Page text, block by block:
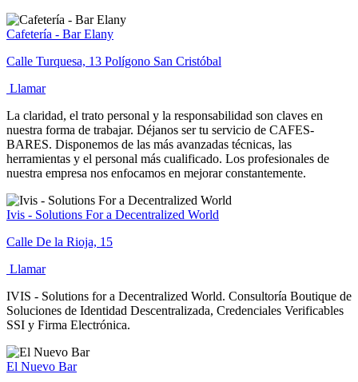
Cafetería - Bar Elany
Calle Turquesa, 13 Polígono San Cristóbal
Llamar
La claridad, el trato personal y la responsabilidad son claves en
nuestra forma de trabajar. Déjanos ser tu servicio de CAFES-
BARES. Disponemos de las más avanzadas técnicas, las
herramientas y el personal más cualificado. Los profesionales de
nuestra empresa nos enfocamos en mejorar constantemente.
Ivis - Solutions For a Decentralized World
Calle De la Rioja, 15
Llamar
IVIS - Solutions for a Decentralized World. Consultoría Boutique de
Soluciones de Identidad Descentralizada, Credenciales Verificables
SSI y Firma Electrónica.
El Nuevo Bar